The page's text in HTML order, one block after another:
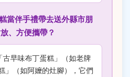
當伴手禮帶去送外縣市朋
、方便攜帶？
古早味布丁蛋糕」（如老牌
」（如阿嬤的灶腳），它們